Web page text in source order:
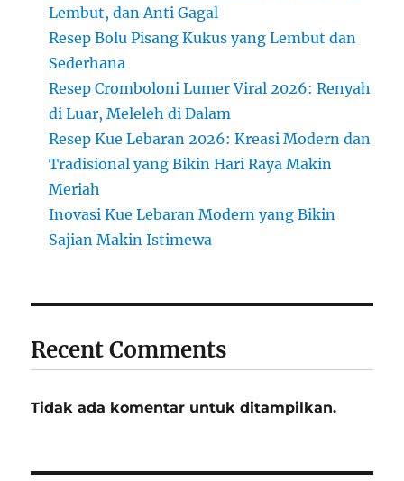
Lembut, dan Anti Gagal
Resep Bolu Pisang Kukus yang Lembut dan
Sederhana
Resep Cromboloni Lumer Viral 2026: Renyah
di Luar, Meleleh di Dalam
Resep Kue Lebaran 2026: Kreasi Modern dan
Tradisional yang Bikin Hari Raya Makin
Meriah
Inovasi Kue Lebaran Modern yang Bikin
Sajian Makin Istimewa
Recent Comments
Tidak ada komentar untuk ditampilkan.